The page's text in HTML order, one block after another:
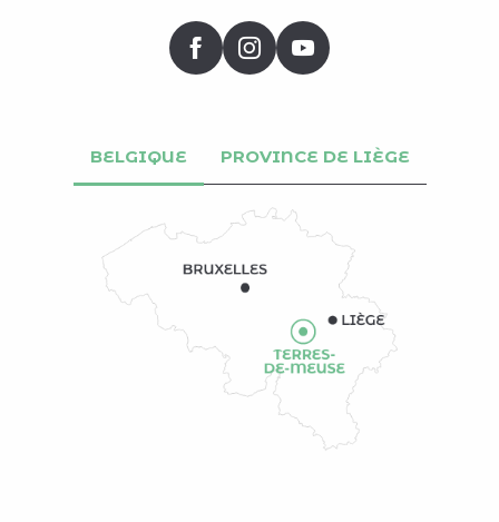
BELGIQUE PROVINCE DE LIÈGE